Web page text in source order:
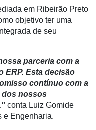
em Ribeirão Preto
objetivo ter uma
de seu
parceria com a
ERP. Esta decisão
contínuo com a
dos nossos
conta Luiz Gomide
e Engenharia.